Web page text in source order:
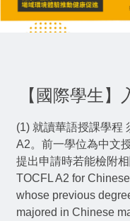
【國際學生
(1) 就讀華語授課學程
A2。前一學位為中文
提出申請時若能檢附
TOCFL A2 for
whose previous
majored in Chinese